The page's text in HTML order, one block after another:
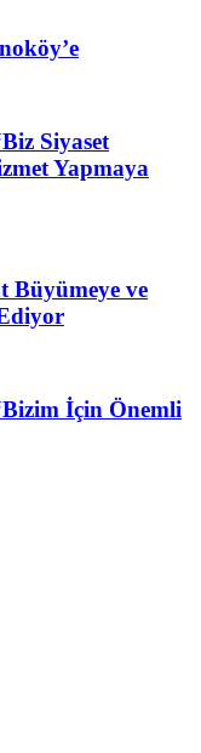
Siyaset
Yapmaya
Büyümeye ve
İçin Önemli